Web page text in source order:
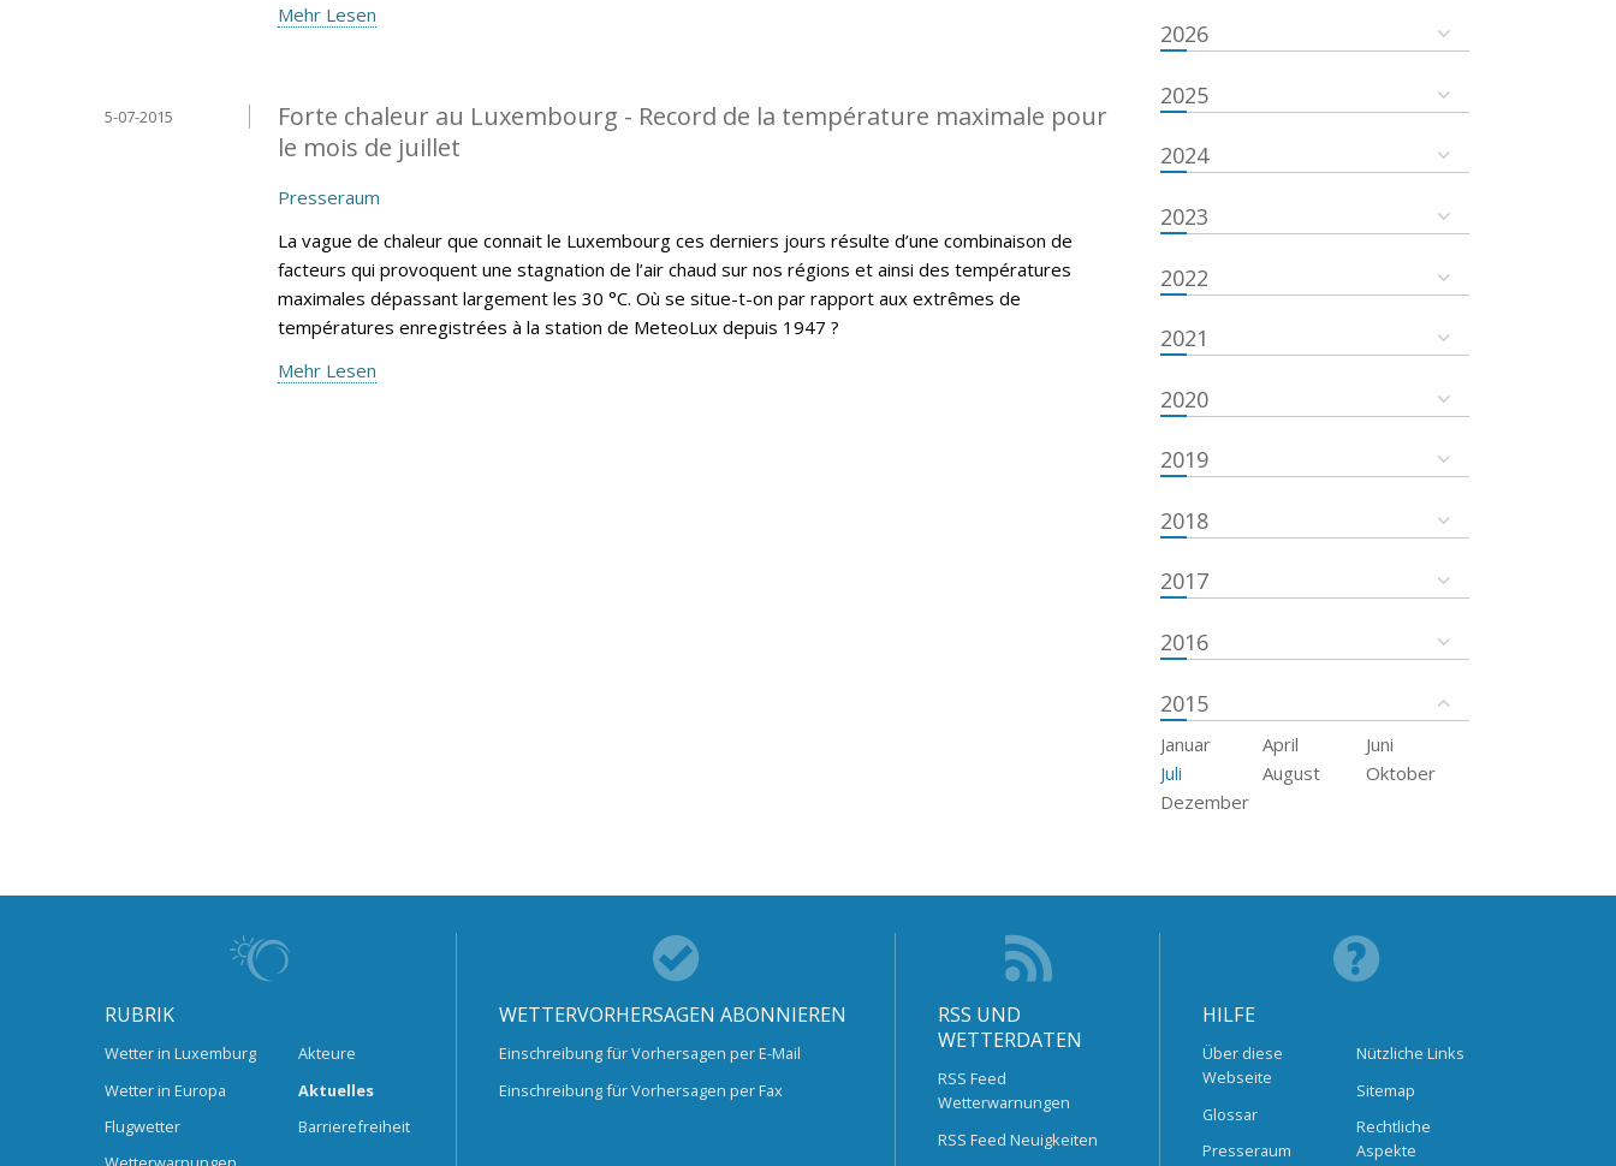
Mehr Lesen
Forte chaleur au Luxembourg - Record de la température maximale pour
le mois de juillet
5-07-2015
Presseraum
La vague de chaleur que connait le Luxembourg ces derniers jours résulte d’une combinaison de
facteurs qui provoquent une stagnation de l’air chaud sur nos régions et ainsi des températures
maximales dépassant largement les 30 °C. Où se situe-t-on par rapport aux extrêmes de
températures enregistrées à la station de MeteoLux depuis 1947 ?
Mehr Lesen
2026
2025
2024
2023
2022
2021
2020
2019
2018
2017
2016
2015
Januar April
Juni
Juli
August
Oktober
Dezember
RUBRIK
Wetter in Luxemburg
Wetter in Europa
Flugwetter
Akteure
Aktuelles
Barrierefreiheit
WETTERVORHERSAGEN ABONNIEREN
Einschreibung für Vorhersagen per E-Mail
Einschreibung für Vorhersagen per Fax
RSS UND
WETTERDATEN
RSS Feed
Wetterwarnungen
RSS Feed Neuigkeiten
HILFE
Über diese
Webseite
Glossar
Presseraum
Nützliche Links
Sitemap
Rechtliche
Aspekte